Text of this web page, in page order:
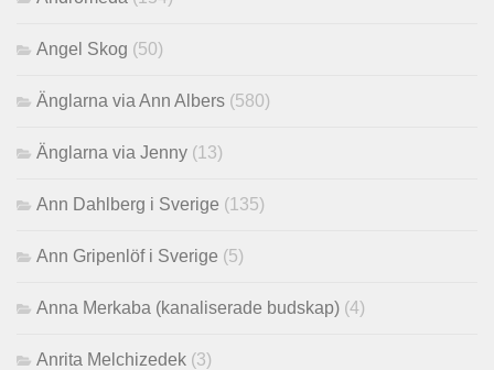
Angel Skog (50)
Änglarna via Ann Albers (580)
Änglarna via Jenny (13)
Ann Dahlberg i Sverige (135)
Ann Gripenlöf i Sverige (5)
Anna Merkaba (kanaliserade budskap) (4)
Anrita Melchizedek (3)